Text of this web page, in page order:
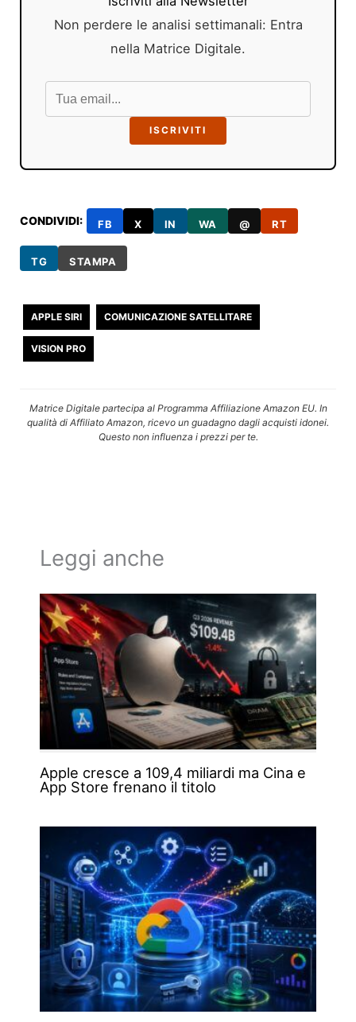
Non perdere le analisi settimanali: Entra
nella Matrice Digitale.
ISCRIVITI
CONDIVIDI: FB X IN WA @ RT
TG STAMPA
APPLE SIRI COMUNICAZIONE SATELLITARE
VISION PRO
Matrice Digitale partecipa al Programma Affiliazione Amazon EU. In
qualità di Affiliato Amazon, ricevo un guadagno dagli acquisti idonei.
Questo non influenza i prezzi per te.
Leggi anche
Apple cresce a 109,4 miliardi ma Cina e
App Store frenano il titolo